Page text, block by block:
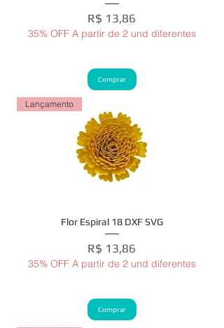
Preço
R$ 13,86
35% OFF A partir de 2 und diferentes
Comprar
Lançamento
Flor Espiral 18 DXF SVG
Preço
R$ 13,86
35% OFF A partir de 2 und diferentes
Comprar